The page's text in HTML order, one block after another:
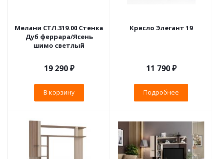
Мелани СТЛ.319.00 Стенка
Дуб феррара/Ясень
шимо светлый
19 290₽
В корзину
Кресло Элегант 19
11 790 ₽
Подробнее